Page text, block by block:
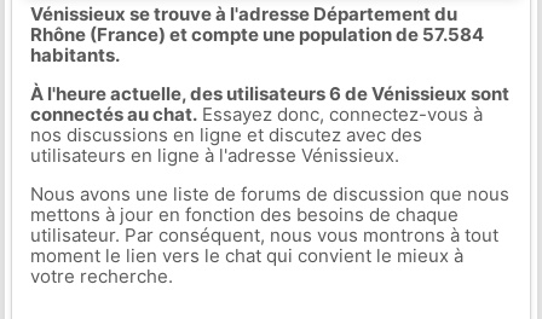
Vénissieux se trouve à l'adresse Département du
Rhône (France) et compte une population de 57.584
habitants.
À l'heure actuelle, des utilisateurs 6 de Vénissieux sont
connectés au chat.Essayez donc, connectez-vous à
nos discussions en ligne et discutez avec des
utilisateurs en ligne à l'adresse Vénissieux.
Nous avons une liste de forums de discussion que nous
mettons à jour en fonction des besoins de chaque
utilisateur. Par conséquent, nous vous montrons à tout
moment le lien vers le chat qui convient le mieux à
votre recherche.